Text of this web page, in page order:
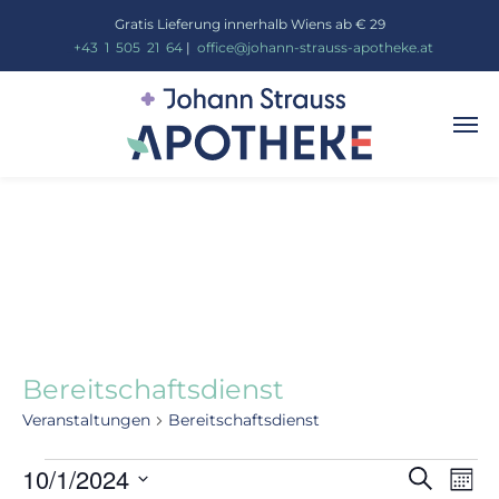
Gratis Lieferung innerhalb Wiens ab € 29
+43 1 505_ 21 64| office@johann-strauss-apotheke.at
Bereitschaftsdienst
Veranstaltungen Bereitschaftsdienst
Suche
10/1/2024